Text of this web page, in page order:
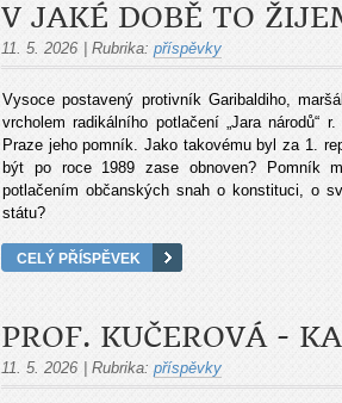
V JAKÉ DOBĚ TO
11. 5. 2026 Rubrika: příspěvky
Vysoce postavený protivník Garibaldiho,
vrcholem radikálního potlačení „Jara národů“
Praze jeho pomník. Jako takovému byl za 1.
být po roce 1989 zase obnoven? Pomník
potlačením občanských snah o konstituci, o
státu?
CELÝ PŘÍSPĚVEK
PROF. KUČEROVÁ -
11. 5. 2026 Rubrika: příspěvky